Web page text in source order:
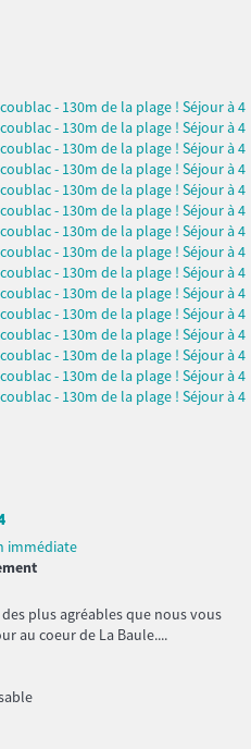
immédiate
plus agréables que nous vous
au coeur de La Baule....